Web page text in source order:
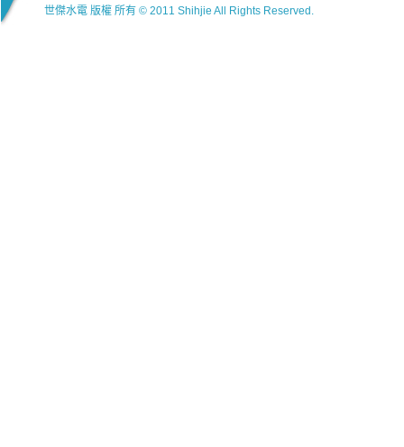
世傑水電 版權 所有 © 2011 Shihjie All Rights Reserved.